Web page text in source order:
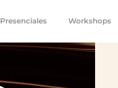
Presenciales Workshops